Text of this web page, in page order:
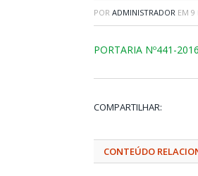
POR ADMINISTRADOR EM 9
PORTARIA Nº441-
COMPARTILHAR:
CONTEÚDO